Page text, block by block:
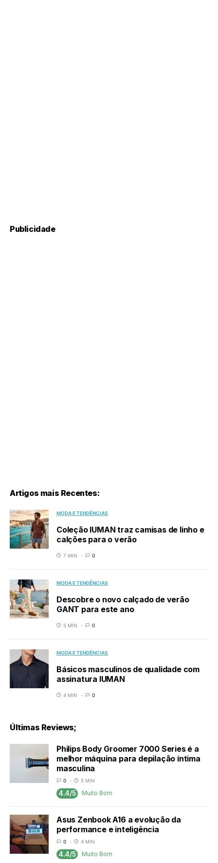
Publicidade
Artigos mais Recentes:
MODA E TENDÊNCIAS
Coleção IUMAN traz camisas de linho e
calções para o verão
7 MIN 0
MODA E TENDÊNCIAS
Descobre o novo calçado de verão
GANT para este ano
5 MIN 0
MODA E TENDÊNCIAS
Básicos masculinos de qualidade com
assinatura IUMAN
4 MIN 0
Últimas Reviews;
Philips Body Groomer 7000 Series é a
melhor máquina para depilação íntima
masculina
0 5 MIN
4.4/5 Muito Bom
Asus Zenbook A16 a evolução da
performance e inteligência
0 4 MIN
4.4/5 Muito Bom